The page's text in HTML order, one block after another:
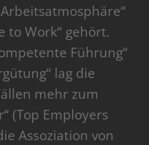
to Work“ gehört.
Führung“
lag die
mehr zum
(Top Employers
Assoziation von